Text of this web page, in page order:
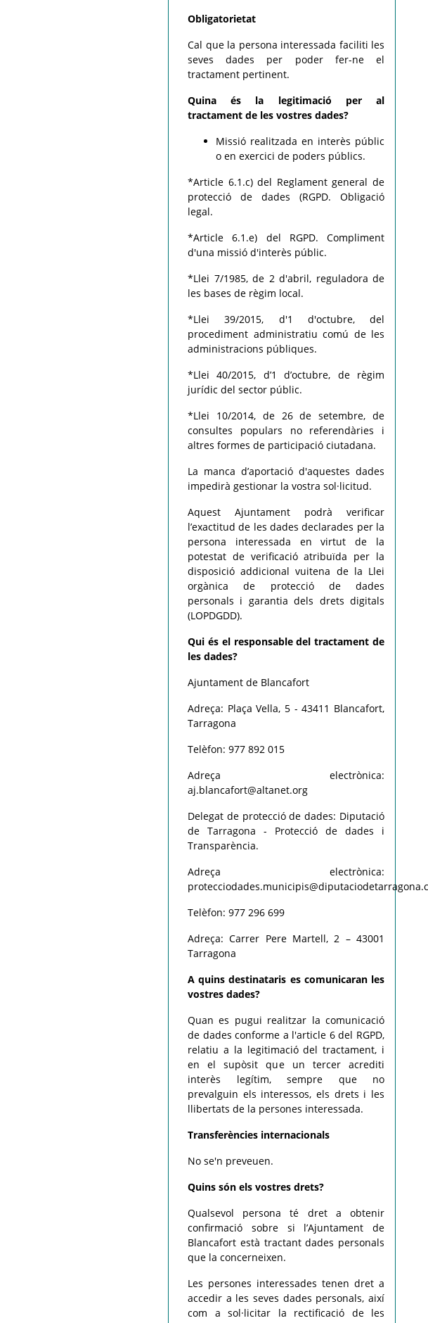
Obligatorietat
Cal que la persona interessada faciliti les
seves dades per poder fer-ne el
tractament pertinent.
Quina és la legitimació per al
tractament de les vostres dades?
Missió realitzada en interès públic
o en exercici de poders públics.
*Article 6.1.c) del Reglament general de
protecció de dades (RGPD. Obligació
legal.
*Article 6.1.e) del RGPD. Compliment
d'una missió d'interès públic.
*Llei 7/1985, de 2 d'abril, reguladora de
les bases de règim local.
*Llei 39/2015, d'1 d'octubre, del
procediment administratiu comú de les
administracions públiques.
*Llei 40/2015, d’1 d’octubre, de règim
jurídic del sector públic.
*Llei 10/2014, de 26 de setembre, de
consultes populars no referendàries i
altres formes de participació ciutadana.
La manca d’aportació d'aquestes dades
impedirà gestionar la vostra sol·licitud.
Aquest Ajuntament podrà verificar
l’exactitud de les dades declarades per la
persona interessada en virtut de la
potestat de verificació atribuïda per la
disposició addicional vuitena de la Llei
orgànica de protecció de dades
personals i garantia dels drets digitals
(LOPDGDD).
Qui és el responsable del tractament de
les dades?
Ajuntament de Blancafort
Adreça: Plaça Vella, 5 - 43411 Blancafort,
Tarragona
Telèfon: 977 892 015
Adreça electrònica:
aj.blancafort@altanet.org
Delegat de protecció de dades: Diputació
de Tarragona - Protecció de dades i
Transparència.
Adreça electrònica:
Telèfon: 977 296 699
Adreça: Carrer Pere Martell, 2 – 43001
Tarragona
A quins destinataris es comunicaran les
vostres dades?
Quan es pugui realitzar la comunicació
de dades conforme a l'article 6 del RGPD,
relatiu a la legitimació del tractament, i
en el supòsit que un tercer acrediti
interès legítim, sempre que no
prevalguin els interessos, els drets i les
llibertats de la persones interessada.
Transferències internacionals
No se'n preveuen.
Quins són els vostres drets?
Qualsevol persona té dret a obtenir
confirmació sobre si l’Ajuntament de
Blancafort està tractant dades personals
que la concerneixen.
Les persones interessades tenen dret a
accedir a les seves dades personals, així
com a sol·licitar la rectificació de les